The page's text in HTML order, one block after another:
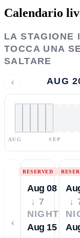
Calendario
LA STAGIONE
TOCCA UNA
SALTARE
‹ AUG
AUG SEP
‹
RESERVED
Aug 08
↓ 7
NIGHTS
Aug 15
↓